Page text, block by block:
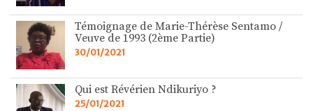
Témoignage de Marie-Thérèse Sentamo /
Veuve de 1993 (2ème Partie)
30/01/2021
Qui est Révérien Ndikuriyo ?
25/01/2021